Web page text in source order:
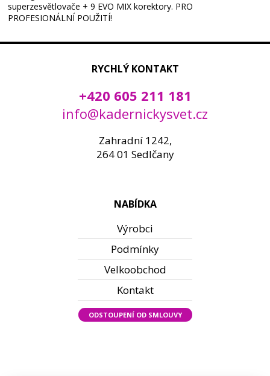
superzesvětlovače + 9 EVO MIX korektory. PRO
PROFESIONÁLNÍ POUŽITÍ!
RYCHLÝ KONTAKT
+420 605 211 181
info@kadernickysvet.cz
Zahradní 1242,
264 01 Sedlčany
NABÍDKA
Výrobci
Podmínky
Velkoobchod
Kontakt
ODSTOUPENÍ OD SMLOUVY